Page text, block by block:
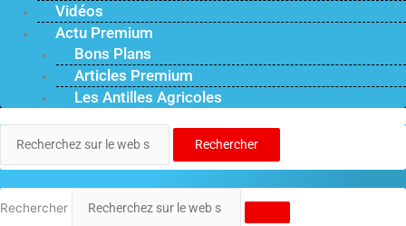
Vidéos
Actu Premium
Bons Plans
Articles Premium
Les Antilles Agricoles
Rechercher
Rechercher